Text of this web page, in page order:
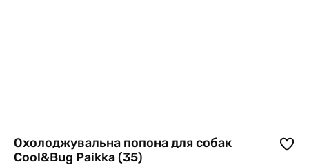
Охолоджувальна попона для собак
Cool&Bug Paikka (35)